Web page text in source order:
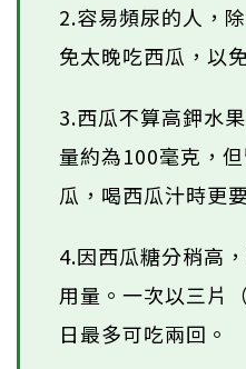
2.容易頻尿的人，
免太晚吃西瓜，以
3.西瓜不算高鉀水
量約為100毫克，
瓜，喝西瓜汁時更
4.因西瓜糖分稍高
用量。一次以三片
日最多可吃兩回。